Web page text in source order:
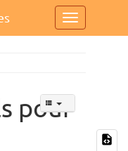
pour